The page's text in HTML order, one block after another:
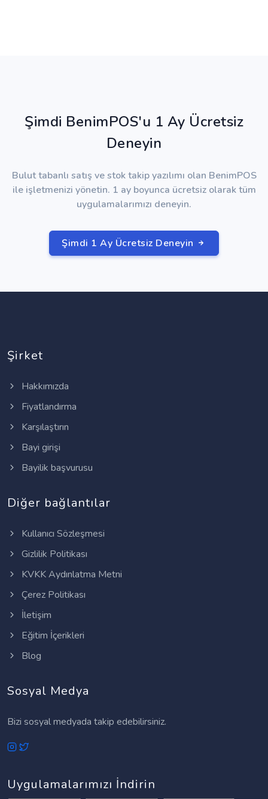
Şimdi BenimPOS'u 1 Ay Ücretsiz
Deneyin
Bulut tabanlı satış ve stok takip yazılımı olan BenimPOS
ile işletmenizi yönetin. 1 ay boyunca ücretsiz olarak tüm
uygulamalarımızı deneyin.
Şimdi 1 Ay Ücretsiz Deneyin
Şirket
Hakkımızda
Fiyatlandırma
Karşılaştırın
Bayi girişi
Bayilik başvurusu
Diğer bağlantılar
Kullanıcı Sözleşmesi
Gizlilik Politikası
KVKK Aydınlatma Metni
Çerez Politikası
İletişim
Eğitim İçerikleri
Blog
Sosyal Medya
Bizi sosyal medyada takip edebilirsiniz.
Uygulamalarımızı İndirin